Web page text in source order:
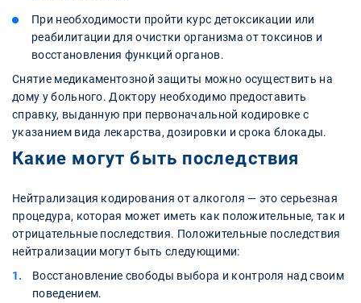
При необходимости пройти курс детоксикации или
реабилитации для очистки организма от токсинов и
восстановления функций органов.
Снятие медикаментозной защиты можно осуществить на
дому у больного. Доктору необходимо предоставить
справку, выданную при первоначальной кодировке с
указанием вида лекарства, дозировки и срока блокады.
Какие могут быть последствия
Нейтрализация кодирования от алкоголя — это серьезная
процедура, которая может иметь как положительные, так и
отрицательные последствия. Положительные последствия
нейтрализации могут быть следующими:
Восстановление свободы выбора и контроля над своим
поведением.